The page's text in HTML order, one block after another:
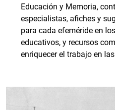
Educación y Memoria,
especialistas, afiches y
para cada efeméride en
educativos, y recursos
enriquecer el trabajo en